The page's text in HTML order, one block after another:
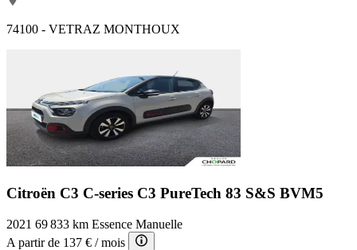
74100 - VETRAZ MONTHOUX
Citroën C3 C-series C3 PureTech 83 S&S BVM5
2021 69 833 km Essence Manuelle
A partir de 137 € / mois